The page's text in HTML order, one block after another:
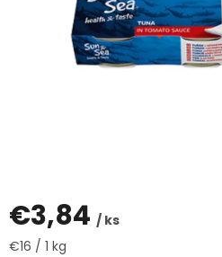
€3,84 / ks
Jednotková
€16 / 1 kg